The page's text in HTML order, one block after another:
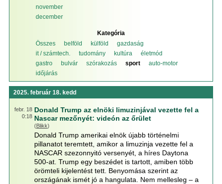
november
december
Kategória
Összes
belföld külföld
gazdaság
it / számtech.
tudomány kultúra
életmód
gastro
bulvár szórakozás sport
auto-motor
időjárás
2025. február 18. kedd
febr. 18
0:18
Donald Trump az elnöki limuzinjával vezette fel a
Nascar mezőnyét: videón az őrület
(Blikk)
Donald Trump amerikai elnök újabb történelmi
pillanatot teremtett, amikor a limuzinja vezette fel a
NASCAR szezonnyitó versenyét, a híres Daytona
500-at. Trump egy beszédet is tartott, amiben több
örömteli kijelentést tett. Benyomása szerint az
országának ismét jó a hangulata. Nem mellesleg – a